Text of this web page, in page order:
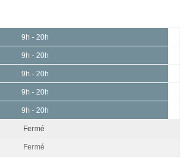
9h - 20h
9h - 20h
9h - 20h
9h - 20h
9h - 20h
Fermé
Fermé